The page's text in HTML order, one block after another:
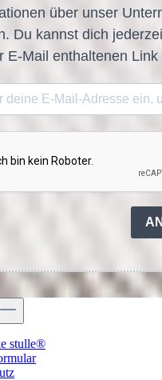
über unser
Du kannst dich
E-Mail enthaltenen Link
stulle®